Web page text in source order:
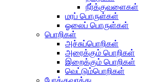
நீர்க்குவளைகள்
மரப் பொருள்கள்
ஓலைப் பொருள்கள்
பொறிகள்
அச்சுப்பொறிகள்
அரைக்கும் பொறிகள்
இறைக்கும் பொறிகள்
வெட்டும்பொறிகள்
போக்குவரத்து